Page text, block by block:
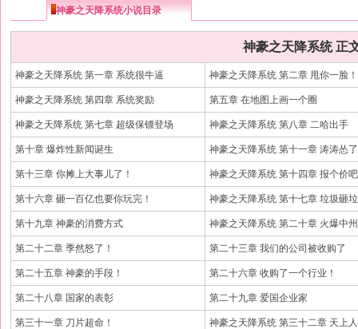
神豪之天降系统小说目录
神豪之天降系统 正
神豪之天降系统 第一章 系统很牛逼 神豪之天降系统 第二章 甩你一脸！
神豪之天降系统 第四章 系统奖励 第五章 在地图上画一个圈
神豪之天降系统 第七章 超级保镖登场 神豪之天降系统 第八章 二哈出手
第十章 爆炸性新闻诞生 神豪之天降系统 第十一章 涛涛怂了
第十三章 你摊上大事儿了！ 神豪之天降系统 第十四章 报个价
第十六章 砸一百亿也要你玩完！ 神豪之天降系统 第十七章 垃圾砸
第十九章 神豪的消费方式 神豪之天降系统 第二十章 火爆中州
第二十二章 季然怒了！ 第二十三章 我们的公司被收购了
第二十五章 神豪的手段！ 第二十六章 收购了一个行业！
第二十八章 国家的表彰 第二十九章 爱国企业家
第三十一章 刀片超命！ 神豪之天降系统 第三十二章 天上